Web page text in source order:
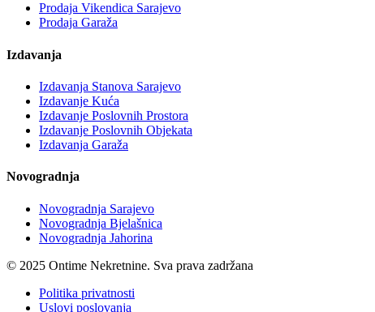
Prodaja Vikendica Sarajevo
Prodaja Garaža
Izdavanja
Izdavanja Stanova Sarajevo
Izdavanje Kuća
Izdavanje Poslovnih Prostora
Izdavanje Poslovnih Objekata
Izdavanja Garaža
Novogradnja
Novogradnja Sarajevo
Novogradnja Bjelašnica
Novogradnja Jahorina
© 2025 Ontime Nekretnine. Sva prava zadržana
Politika privatnosti
Uslovi poslovanja